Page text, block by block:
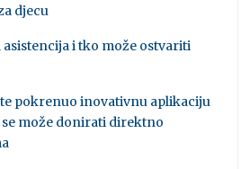
djecu
asistencija i tko može ostvariti
pokrenuo inovativnu aplikaciju
može donirati direktno